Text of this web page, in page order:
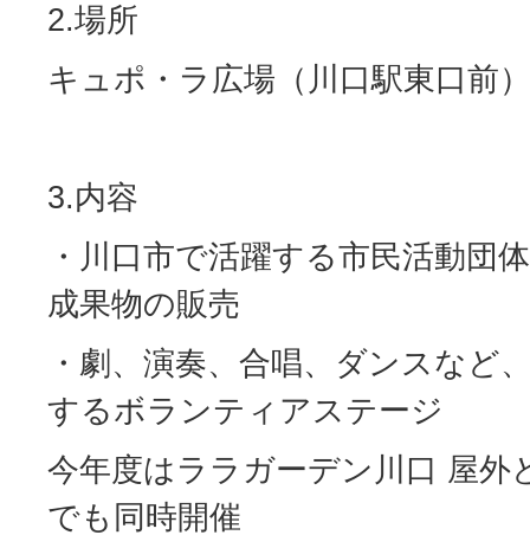
2.場所
キュポ・ラ広場（川口駅東口前）
3.内容
・川口市で活躍する市民活動団
成果物の販売
・劇、演奏、合唱、ダンスなど
するボランティアステージ
今年度はララガーデン川口 屋外
でも同時開催